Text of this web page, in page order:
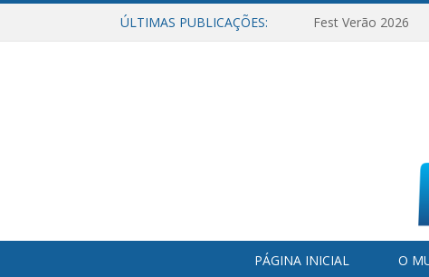
ÚLTIMAS PUBLICAÇÕES: Fest Verão 2026
PÁGINA INICIAL O